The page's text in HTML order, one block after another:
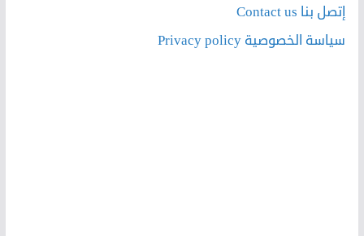
إتصل بنا Contact us
سياسة الخصوصية Privacy policy